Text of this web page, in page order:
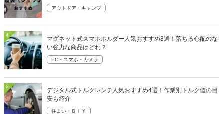
アウトドア・キャンプ
4
マグネット式スマホホルダー人気おすすめ8選！落ちる心配のな
い強力な商品はどれ？
PC・スマホ・カメラ
5
デジタル式トルクレンチ人気おすすめ4選！作業別トルク値の目
安も紹介
住まい・ＤＩＹ